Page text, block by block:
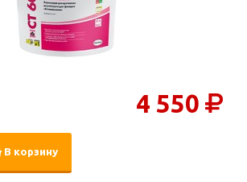
4 550
В корзину